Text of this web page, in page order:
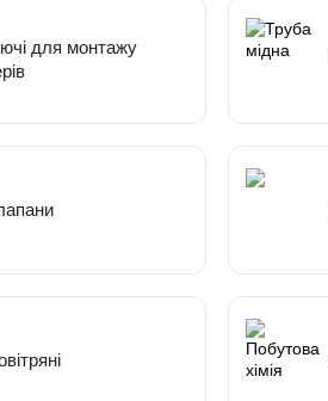
для монтажу